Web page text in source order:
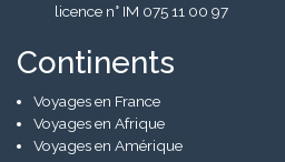
licence n° IM 075 11 00 97
Continents
Voyages en France
Voyages en Afrique
Voyages en Amérique